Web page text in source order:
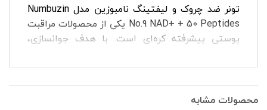
تونر ضد چروک و لیفتینگ نامبوزین مدل Numbuzin
No.9 NAD+ + 50 Peptides یکی از محصولات مراقبت
پوستی پیشرفته کره‌ای است. با هدف جوانسازی،
شده است. تونر جوانساز نامبوزین شماره ۹ با ترکیبی
ساختار پوست کمک می‌کند. با تأمین رطوبت مورد
محصولات مشابه